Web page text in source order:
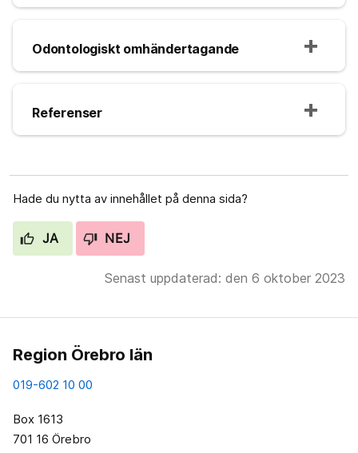
Odontologiskt omhändertagande
Referenser
Hade du nytta av innehållet på denna sida?
JA NEJ
Senast uppdaterad: den 6 oktober 2023
Region Örebro län
019-602 10 00
Box 1613
701 16 Örebro